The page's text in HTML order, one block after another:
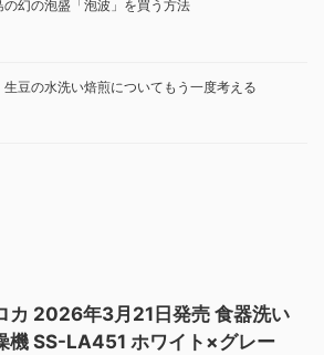
幻の泡盛「泡波」を買う方法
豆の水洗い焙煎についてもう一度考える
カ 2026年3月21日発売 食器洗い
機 SS-LA451 ホワイト×グレー